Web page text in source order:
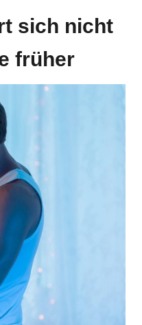
sich nicht
früher